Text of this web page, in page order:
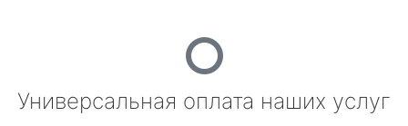
Универсальная оплата наших услуг